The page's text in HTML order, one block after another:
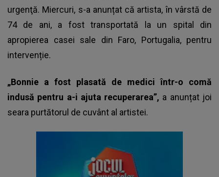
urgenţă. Miercuri, s-a anunțat că artista, în vârstă de
74 de ani, a fost transportată la un spital din
apropierea casei sale din Faro, Portugalia, pentru
intervenție.
„Bonnie a fost plasată de medici într-o comă
indusă pentru a-i ajuta recuperarea”, a anunțat joi
seara purtătorul de cuvânt al artistei.